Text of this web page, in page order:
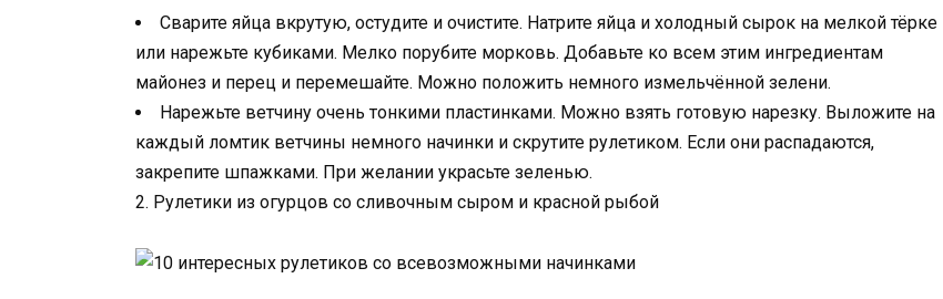
Сварите яйца вкрутую, остудите и очистите. Натрите яйца и холодный сырок на мелкой тёрке
или нарежьте кубиками. Мелко порубите морковь. Добавьте ко всем этим ингредиентам
майонез и перец и перемешайте. Можно положить немного измельчённой зелени.
Нарежьте ветчину очень тонкими пластинками. Можно взять готовую нарезку. Выложите на
каждый ломтик ветчины немного начинки и скрутите рулетиком. Если они распадаются,
закрепите шпажками. При желании украсьте зеленью.
2. Рулетики из огурцов со сливочным сыром и красной рыбой